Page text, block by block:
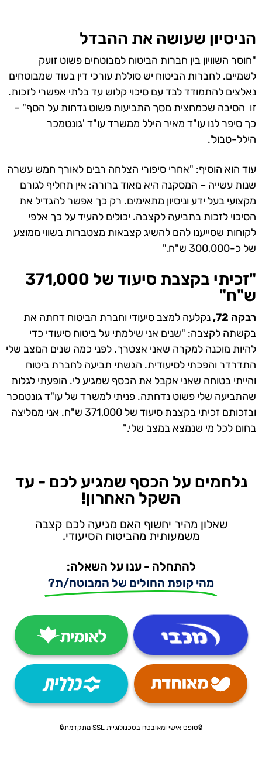
הניסיון שעושה את ההבדל
"חוסר השוויון בין חברות הביטוח למבוטחים פשוט זועק
לשמיים. לחברות הביטוח יש סוללת עורכי דין בעוד שמבוטחים
נאלצים להתמודד לבד עם סיכוי קלוש עד בלתי אפשרי לזכות.
זו הסיבה שכמחצית מסך התביעות פשוט נדחות על הסף" –
כך סיפר לנו עו"ד מאיר הילל ממשרד עו"ד 'גונטמכר
הילל-טבול'.
עוד הוא הוסיף: "אחרי סיפורי הצלחה רבים לאורך חמש עשרה
שנות עשייה – המסקנה היא מאוד ברורה: אין תחליף לגורם
מקצועי בעל ידע וניסיון מתאימים. רק כך אפשר להגדיל את
הסיכוי לזכות בתביעה לקצבה. יכולים להעיד על כך אלפי
לקוחות שסייענו להם להשיג קצבאות מצטברות בשווי ממוצע
של כ-300,000 ש"ח."
"זכיתי בקצבת סיעוד של 371,000
ש"ח"
רבקה 72,
נקלעה למצב סיעודי וחברת הביטוח דחתה את
בקשתה לקצבה: "שנים אני שילמתי על ביטוח סיעודי כדי
להיות מוכנה למקרה שאני אצטרך. לפני כמה שנים המצב שלי
התדרדר והפכתי לסיעודית. הגשתי תביעה לחברת ביטוח
והייתי בטוחה שאני אקבל את הכסף שמגיע לי. הופעתי לגלות
שהתביעה שלי פשוט נדחתה. פניתי למשרד של עו"ד גונטמכר
ובזכותם זכיתי בקצבת סיעוד של 371,000 ש"ח. אני ממליצה
בחום לכל מי שנמצא במצב שלי."
נלחמים על הכסף שמגיע לכם - עד
השקל האחרון!
שאלון מהיר יחשוף האם מגיעה לכם קצבה
משמעותית מהביטוח הסיעודי.
להתחלה - ענו על השאלה:
מהי קופת החולים של המבוטח/ת?
🔒טופס אישי ומאובטח בטכנולוגיית SSL מתקדמת🔒